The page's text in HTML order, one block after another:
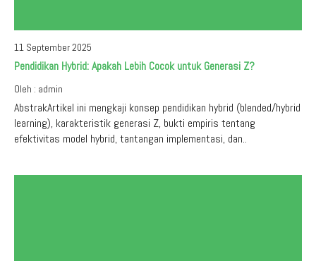
11 September 2025
Pendidikan Hybrid: Apakah Lebih Cocok untuk Generasi Z?
Oleh : admin
AbstrakArtikel ini mengkaji konsep pendidikan hybrid (blended/hybrid
learning), karakteristik generasi Z, bukti empiris tentang
efektivitas model hybrid, tantangan implementasi, dan..